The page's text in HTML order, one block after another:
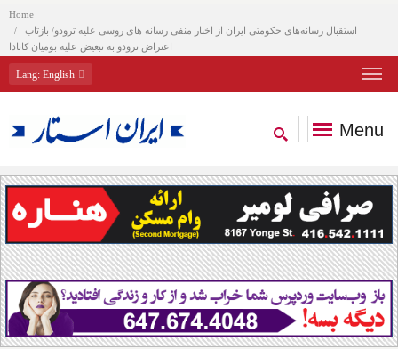
Home
استقبال رسانه‌های حکومتی ایران از اخبار منفی رسانه های روسی علیه ترودو/ بازتاب
اعتراض ترودو به تبعیض علیه بومیان کانادا
Lang: English
Menu